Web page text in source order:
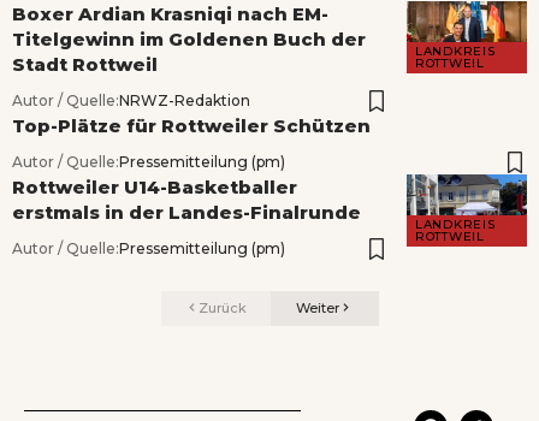
LANDKREIS
ROTTWEIL
Boxer Ardian Krasniqi nach EM-
Titelgewinn im Goldenen Buch der
Stadt Rottweil
Autor / Quelle:NRWZ-Redaktion
Top-Plätze für Rottweiler Schützen
Autor / Quelle:Pressemitteilung (pm)
LANDKREIS
ROTTWEIL
Rottweiler U14-Basketballer
erstmals in der Landes-Finalrunde
Autor / Quelle:Pressemitteilung (pm)
Zurück Weiter